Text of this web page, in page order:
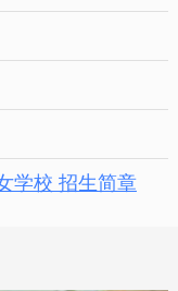
学校 招生简章